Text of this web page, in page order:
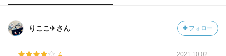
りここ✈︎さん フォロー
2021.10.02